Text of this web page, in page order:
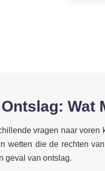
Wat
vragen naar voren
wetten die de rechten
geval van ontslag.